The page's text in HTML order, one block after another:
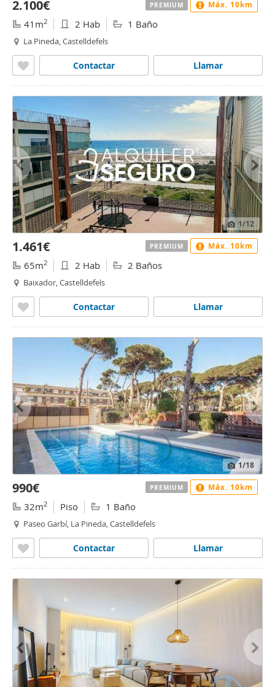
2.100€
41m2 2 Hab 1 Baño
La Pineda, Castelldefels
Llamar
Contactar
PREMIUM Máx. 10km
1/12
1.461€
65m2 2 Hab 2 Baños
Baixador, Castelldefels
Llamar
Contactar
PREMIUM Máx. 10km
1/18
990€
32m2 Piso 1 Baño
Paseo Garbí, La Pineda, Castelldefels
Llamar
Contactar
PREMIUM Máx. 10km